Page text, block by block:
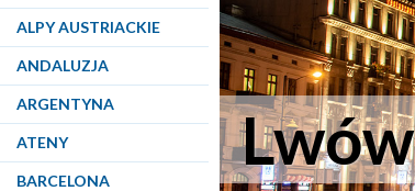
ALPY AUSTRIACKIE
ANDALUZJA
ARGENTYNA
ATENY
BARCELONA
Lwów